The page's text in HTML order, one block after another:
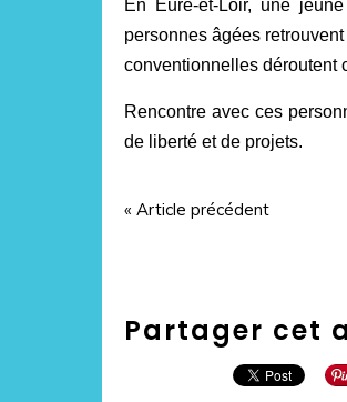
En Eure-et-Loir, une
personnes âgées
conventionnelles déroutent
Rencontre avec ces
de liberté et de projets.
« Article précédent
Partager cet